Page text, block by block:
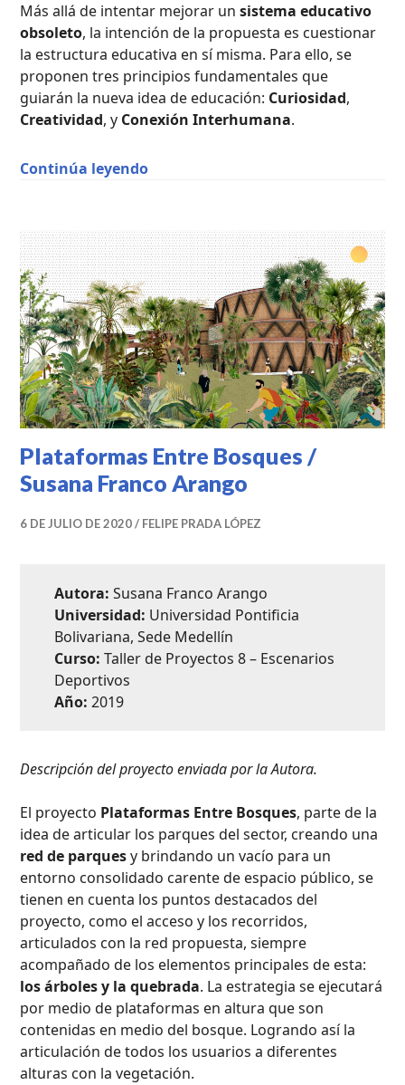
Más allá de intentar mejorar unsistema educativo
obsoleto, la intención de la propuesta es cuestionar
la estructura educativa en sí misma. Para ello, se
proponen tres principios fundamentales que
guiarán la nueva idea de educación: Curiosidad,
Creatividad, y Conexión Interhumana.
Continúa leyendo“Growing Curiosity / Javier Martín
DEPORTIVOS,
PUBLICACIONES
DESTACADAS
Plataformas Entre Bosques /
Susana Franco Arango
6 DE JULIO DE 2020 FELIPE PRADA LÓPEZ
Autora: Susana Franco Arango
Universidad: Universidad Pontificia
Bolivariana, Sede Medellín
Curso: Taller de Proyectos 8 – Escenarios
Deportivos
Año: 2019
Descripción del proyecto enviada por la Autora.
El proyecto Plataformas Entre Bosques, parte de la
idea de articular los parques del sector, creando una
red de parquesy brindando un vacío para un
entorno consolidado carente de espacio público, se
tienen en cuenta los puntos destacados del
proyecto, como el acceso y los recorridos,
articulados con la red propuesta, siempre
acompañado de los elementos principales de esta:
los árboles y la quebrada. La estrategia se ejecutará
por medio de plataformas en altura que son
contenidas en medio del bosque. Logrando así la
articulación de todos los usuarios a diferentes
alturas con la vegetación.